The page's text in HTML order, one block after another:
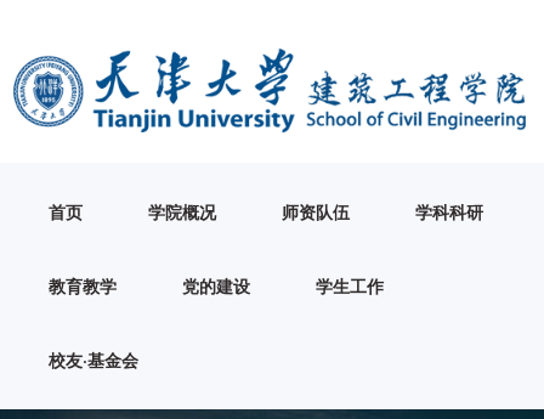
首页 学院概况 师资队伍 学科科研
教育教学 党的建设 学生工作
校友·基金会